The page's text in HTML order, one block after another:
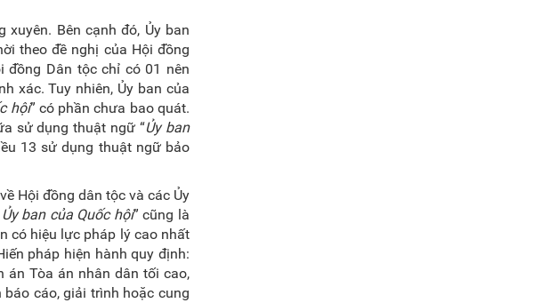
Bên cạnh đó, Ủy ban
theo đề nghị của Hội đồng
đồng Dân tộc chỉ có 01 nên
xác. Tuy nhiên, Ủy ban của
hội” có phần chưa bao quát.
sử dụng thuật ngữ “Ủy ban
13 sử dụng thuật ngữ bảo
Hội đồng dân tộc và các Ủy
ban của Quốc hội” cũng là
có hiệu lực pháp lý cao nhất
pháp hiện hành quy định:
án Tòa án nhân dân tối cao,
cáo, giải trình hoặc cung